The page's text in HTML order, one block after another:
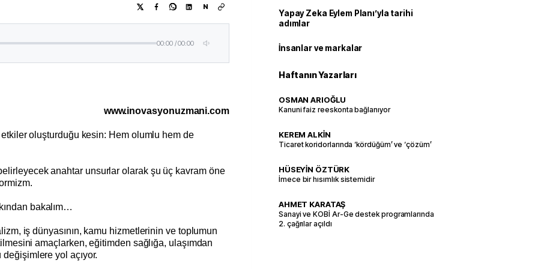
N
00:00/00:00
www.inovasyonuzmani.com
oluşturduğu kesin: Hem olumlu hem de
anahtar unsurlar olarak şu üç kavram öne
bakalım…
iş dünyasının, kamu hizmetlerinin ve toplumun
amaçlarken, eğitimden sağlığa, ulaşımdan
yol açıyor.
Yapay Zeka Eylem Planı’yla tarihi
adımlar
İnsanlar ve markalar
Haftanın Yazarları
OSMAN ARIOĞLU
Kanuni faiz reeskonta bağlanıyor
KEREM ALKİN
Ticaret koridorlarında ‘kördüğüm’ ve ‘çözüm’
HÜSEYİN ÖZTÜRK
İmece bir hısımlık sistemidir
AHMET KARATAŞ
Sanayi ve KOBİ Ar-Ge destek programlarında
2. çağrılar açıldı